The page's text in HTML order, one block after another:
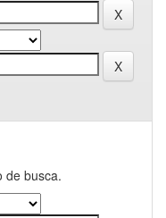
de busca.